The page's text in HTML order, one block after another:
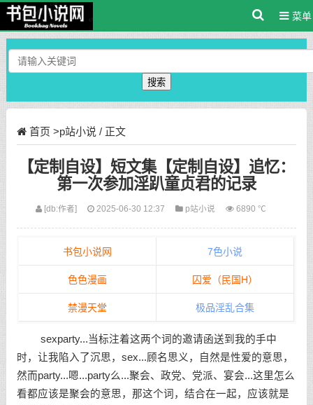
菜单
搜索
首页 >p站小说 / 正文
【定制自设】短文集【定制自设】追忆：
第一次参加淫趴童贞君的记录
[db:作者] 2025-06-30 12:37 p站小说 6890 ℃
书包小说网 7色小说
色色漫画 囚爱（民国H）
禁漫天堂 极品淫乱合集
sexparty...当标注着这两个词的邀请函送到我的手中
时，让我陷入了沉思，sex...顾名思义，自然是性爱的意思，
然而party...嗯...party么...聚会、政党、党派、宴会...这里怎么
看都应该是聚会的意思，那这个词，结合在一起，应该就是